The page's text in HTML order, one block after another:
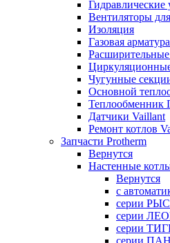
Гидравлические
Вентиляторы
Изоляция
Газовая
Чугунные
Основной
Теплообменник
Датчики Vaillant
Ремонт котлов
Запчасти Protherm
Вернутся
Настенные
Вернутся
с
серии
серии
серии
серии